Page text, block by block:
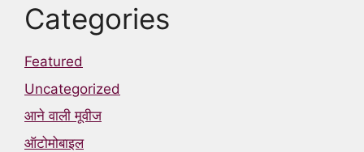
Categories
Featured
Uncategorized
आने वाली मूवीज
ऑटोमोबाइल